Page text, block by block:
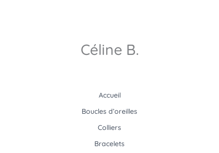
Céline B.
Accueil
Boucles d’oreilles
Colliers
Bracelets